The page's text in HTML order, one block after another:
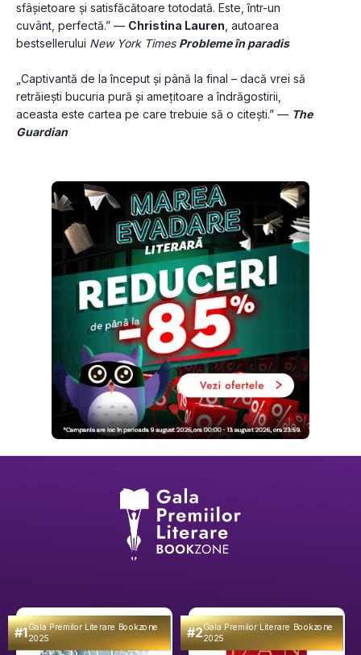
sfâșietoare și satisfăcătoare totodată. Este, într-un
cuvânt, perfectă.” — Christina Lauren , autoarea
bestsellerului New York Times Probleme în paradis
„Captivantă de la început și până la final – dacă vrei să
retrăiești bucuria pură și ameţitoare a îndrăgostirii,
aceasta este cartea pe care trebuie să o citești.” — The
Guardian
#1Gala Premilor Literare Bookzone
2025
#2Gala Premilor Literare Bookzone
2025